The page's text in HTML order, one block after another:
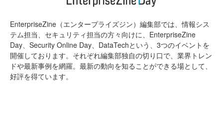
EnterpriseZine（エンタープライズジン）編集部では、情報シス
テム担当、セキュリティ担当の方々向けに、EnterpriseZine
Day、Security Online Day、DataTechという、3つのイベントを
開催しております。それぞれ編集部独自の切り口で、業界トレン
ドや最新事例を網羅。最新の動向を知ることができる場として、
好評を得ています。